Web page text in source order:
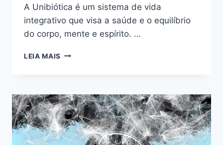
A Unibiótica é um sistema de vida
integrativo que visa a saúde e o equilíbrio
do corpo, mente e espírito. …
LEIA MAIS UNIBIÓTICA:
SOBRE
O
MÉTODO
DO
DR.